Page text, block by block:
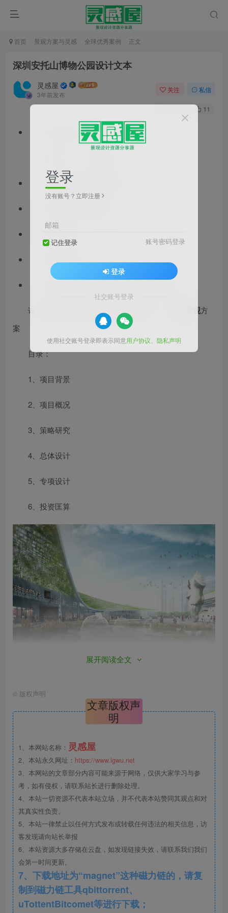
首页 景观方案与灵感 全球优秀案例 正文
深圳安托山博物公园设计文本
灵感屋
3年前发布
关注 私信
11
文件格式：pdf
文档类型：景观方案文本
该资料是时空蝶变+桃园寻梦市政博物 公园景观方
案
目录：
1、项目背景
2、项目概况
3、策略研究
4、总体设计
5、专项设计
6、投资匡算
大地艺术广场中央水景.jpg
大地艺术公园博物馆群.jpg
展开阅读全文
© 版权声明
文章版权声
明
1、本网站名称： 灵感屋
2、本站永久网址： https://www.lgwu.net
3、本网站的文章部分内容可能来源于网络，仅供大家学习与参
考，如有侵权，请联系站长进行删除处理。
4、本站一切资源不代表本站立场，并不代表本站赞同其观点和对
其真实性负责。
5、本站一律禁止以任何方式发布或转载任何违法的相关信息，访
客发现请向站长举报
6、本站资源大多存储在云盘，如发现链接失效，请联系我们我们
会第一时间更新。
7、下载地址为“magnet”这种磁力链的，请复
制到磁力链工具qbittorrent、
uTottentBitcomet等进行下载；
登录
没有账号？立即注册
邮箱
记住登录 账号密码登录
登录
社交账号登录
使用社交账号登录即表示同意用户协议 隐私声明